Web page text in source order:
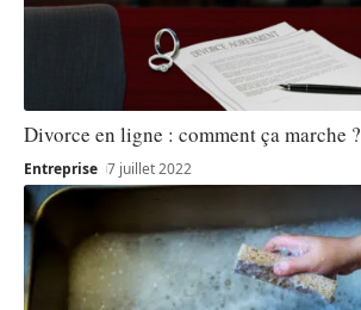
Divorce en ligne : comment ça marche ?
Entreprise 7 juillet 2022